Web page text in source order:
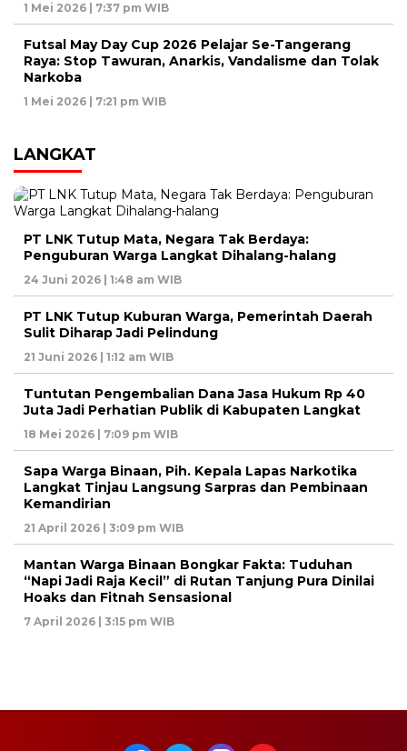
1 Mei 2026 | 7:37 pm WIB
Futsal May Day Cup 2026 Pelajar Se-Tangerang
Raya: Stop Tawuran, Anarkis, Vandalisme dan Tolak
Narkoba
1 Mei 2026 | 7:21 pm WIB
LANGKAT
PT LNK Tutup Mata, Negara Tak Berdaya:
Penguburan Warga Langkat Dihalang-halang
24 Juni 2026 | 1:48 am WIB
PT LNK Tutup Kuburan Warga, Pemerintah Daerah
Sulit Diharap Jadi Pelindung
21 Juni 2026 | 1:12 am WIB
Tuntutan Pengembalian Dana Jasa Hukum Rp 40
Juta Jadi Perhatian Publik di Kabupaten Langkat
18 Mei 2026 | 7:09 pm WIB
Sapa Warga Binaan, Pih. Kepala Lapas Narkotika
Langkat Tinjau Langsung Sarpras dan Pembinaan
Kemandirian
21 April 2026 | 3:09 pm WIB
Mantan Warga Binaan Bongkar Fakta: Tuduhan
“Napi Jadi Raja Kecil” di Rutan Tanjung Pura Dinilai
Hoaks dan Fitnah Sensasional
7 April 2026 | 3:15 pm WIB